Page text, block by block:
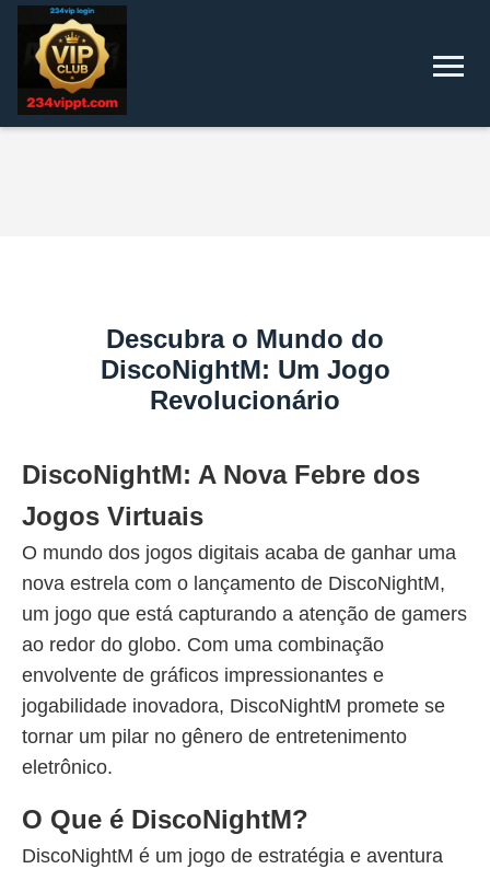
Descubra o Mundo do
DiscoNightM: Um Jogo
Revolucionário
DiscoNightM: A Nova Febre dos
Jogos Virtuais
O mundo dos jogos digitais acaba de ganhar uma
nova estrela com o lançamento de DiscoNightM,
um jogo que está capturando a atenção de gamers
ao redor do globo. Com uma combinação
envolvente de gráficos impressionantes e
jogabilidade inovadora, DiscoNightM promete se
tornar um pilar no gênero de entretenimento
eletrônico.
O Que é DiscoNightM?
DiscoNightM é um jogo de estratégia e aventura